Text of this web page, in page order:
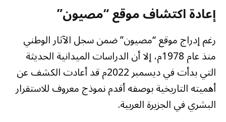
إعادة اكتشاف موقع “مصيون”
رغم إدراج موقع “مصيون” ضمن سجل الآثار الوطني
منذ عام 1978م، إلا أن الدراسات الميدانية الحديثة
التي بدأت في ديسمبر 2022م قد أعادت الكشف عن
أهميته التاريخية بوصفه أقدم نموذج معروف للاستقرار
البشري في الجزيرة العربية.